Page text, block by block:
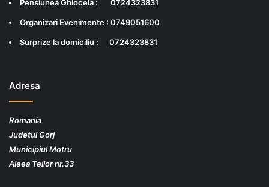
Pensiunea Ghiocela : 0724323831
Organizari Evenimente : 0749051600
Surprize la domiciliu : 0724323831
Adresa
Romania
Judetul Gorj
MunicipiulMotru
Aleea Teilor nr.33